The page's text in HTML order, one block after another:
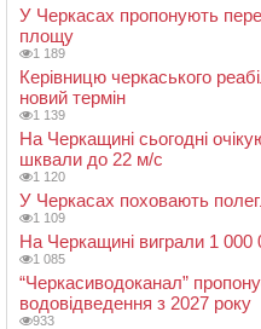
У Черкасах пропонують
площу
1 189
Керівницю черкаського
новий термін
1 139
На Черкащині сьогодні
шквали до 22 м/с
1 120
У Черкасах поховають
1 109
На Черкащині виграли 1 000
1 085
“Черкасиводоканал”
водовідведення з 2027 року
933